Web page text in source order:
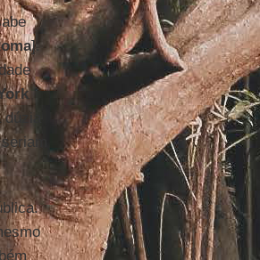
].